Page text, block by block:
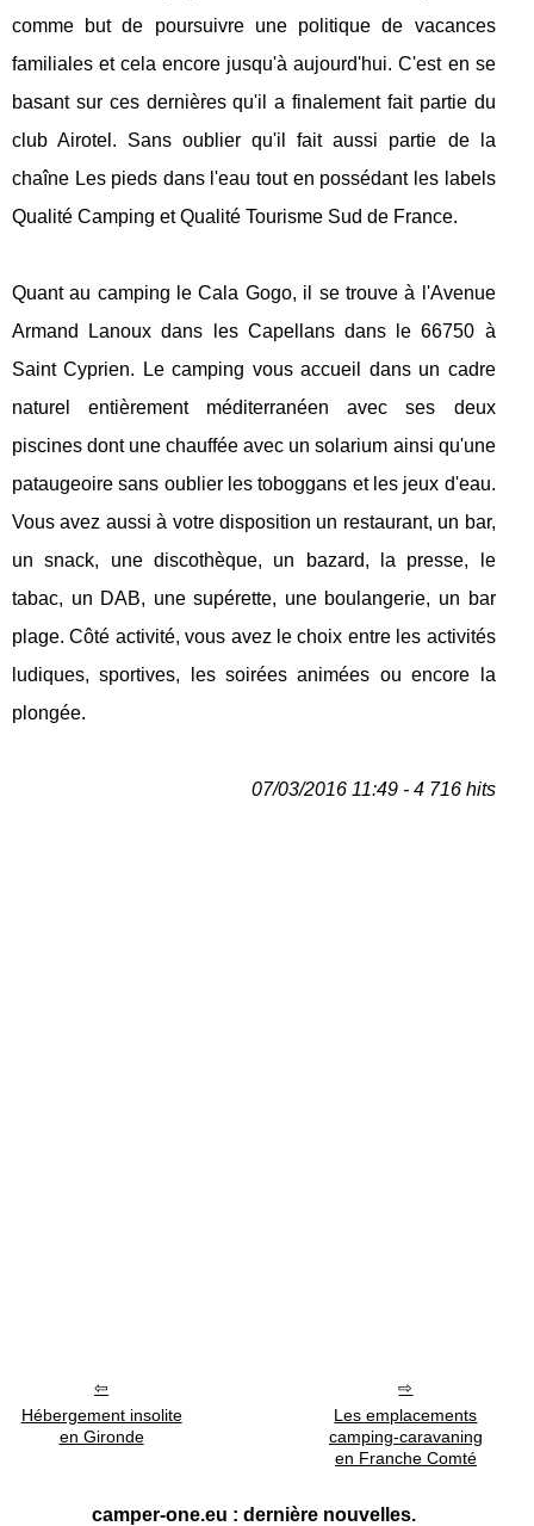
comme but de poursuivre une politique de vacances
familiales et cela encore jusqu'à aujourd'hui. C'est en se
basant sur ces dernières qu'il a finalement fait partie du
club Airotel. Sans oublier qu'il fait aussi partie de la
chaîne Les pieds dans l'eau tout en possédant les labels
Qualité Camping et Qualité Tourisme Sud de France.
Quant au camping le Cala Gogo, il se trouve à l'Avenue
Armand Lanoux dans les Capellans dans le 66750 à
Saint Cyprien. Le camping vous accueil dans un cadre
naturel entièrement méditerranéen avec ses deux
piscines dont une chauffée avec un solarium ainsi qu'une
pataugeoire sans oublier les toboggans et les jeux d'eau.
Vous avez aussi à votre disposition un restaurant, un bar,
un snack, une discothèque, un bazard, la presse, le
tabac, un DAB, une supérette, une boulangerie, un bar
plage. Côté activité, vous avez le choix entre les activités
ludiques, sportives, les soirées animées ou encore la
plongée.
07/03/2016 11:49 - 4 716 hits
Hébergement insolite
en Gironde
Les emplacements
camping-caravaning
en Franche Comté
camper-one.eu : dernière nouvelles.